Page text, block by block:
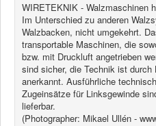
WIRETEKNIK - Walzmaschinen
Im Unterschied zu anderen
Walzbacken, nicht umgekehrt.
transportable Maschinen, die
bzw. mit Druckluft angetrieben
sind sicher, die Technik ist
anerkannt. Ausführliche
Zugeinsätze für Linksgewinde
lieferbar.
(Photographer: Mikael Ullén -